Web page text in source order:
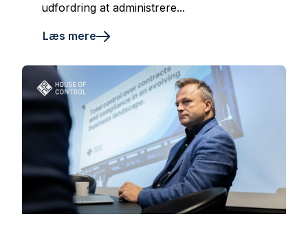
udfordring at administrere...
Læs mere